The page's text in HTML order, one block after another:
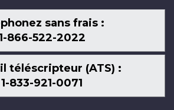
sans frais :
866-522-2022
téléscripteur (ATS) :
1-833-921-0071